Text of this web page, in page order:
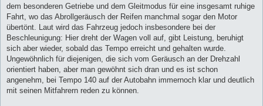
dem besonderen Getriebe und dem Gleitmodus für eine insgesamt ruhige
Fahrt, wo das Abrollgeräusch der Reifen manchmal sogar den Motor
übertönt. Laut wird das Fahrzeug jedoch insbesondere bei der
Beschleunigung: Hier dreht der Wagen voll auf, gibt Leistung, beruhigt
sich aber wieder, sobald das Tempo erreicht und gehalten wurde.
Ungewöhnlich für diejenigen, die sich vom Geräusch an der Drehzahl
orientiert haben, aber man gewöhnt sich dran und es ist schon
angenehm, bei Tempo 140 auf der Autobahn immernoch klar und deutlich
mit seinen Mitfahrern reden zu können.